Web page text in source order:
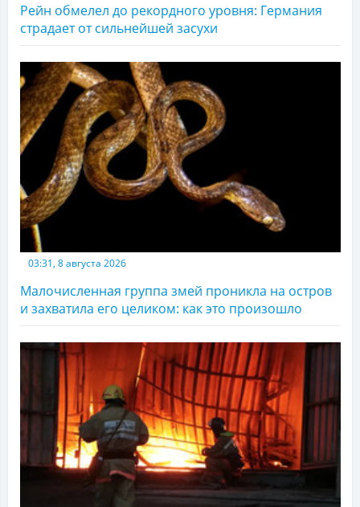
Рейн обмелел до рекордного уровня: Германия
страдает от сильнейшей засухи
03:31, 8 августа 2026
Малочисленная группа змей проникла на остров
и захватила его целиком: как это произошло